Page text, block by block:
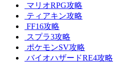
マリオRPG攻略
ティアキン攻略
FF16攻略
スプラ3攻略
ポケモンSV攻略
バイオハザードRE4攻略